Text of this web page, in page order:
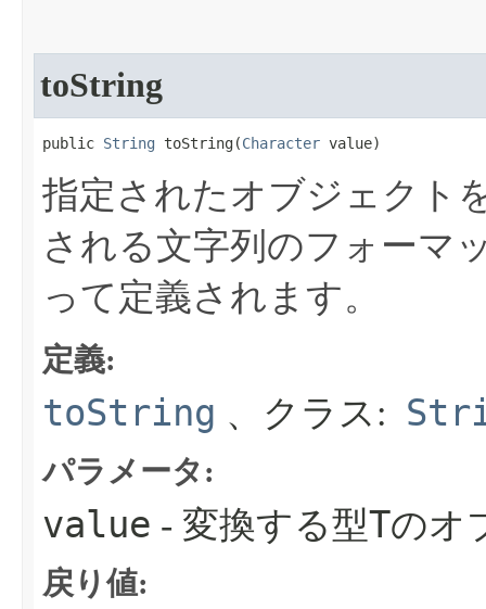
toString
public String toString​(Character value)
指定されたオブジェクト
される文字列のフォーマ
って定義されます。
定義:
toString 、クラス:
パラメータ:
value - 変換する型Tのオ
戻り値: